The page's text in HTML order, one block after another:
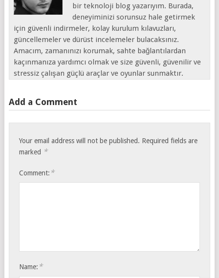
bir teknoloji blog yazarıyım. Burada,
deneyiminizi sorunsuz hale getirmek
için güvenli indirmeler, kolay kurulum kılavuzları,
güncellemeler ve dürüst incelemeler bulacaksınız.
Amacım, zamanınızı korumak, sahte bağlantılardan
kaçınmanıza yardımcı olmak ve size güvenli, güvenilir ve
stressiz çalışan güçlü araçlar ve oyunlar sunmaktır.
Add a Comment
Your email address will not be published. Required fields are
marked *
Comment: *
Name: *